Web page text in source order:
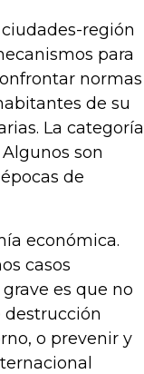
región
para
normas
de su
La categoría
son
de
económica.
casos
es que no
destrucción
o prevenir y